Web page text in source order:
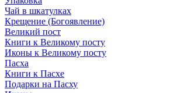
Чай в шкатулках
Крещение (Богоявление)
Великий пост
Книги к Великому посту
Иконы к Великому посту
Пасха
Книги к Пасхе
Подарки на Пасху